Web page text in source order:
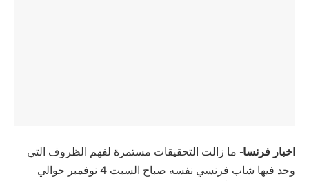
اخبار فرنسا- ما زالت التحقيقات مستمرة لفهم الظروف التي
وجد فيها شاب فرنسي نفسه صباح السبت 4 نوفمبر حوالي